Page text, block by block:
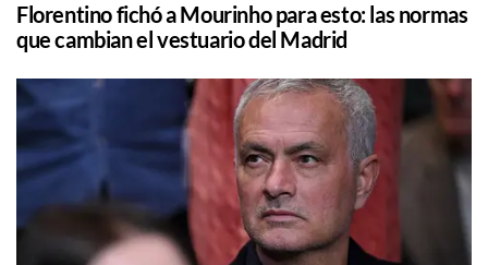
Florentino fichó a Mourinho para esto: las normas
que cambian el vestuario del Madrid